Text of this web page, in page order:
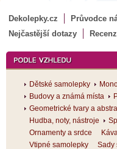
Dekolepky.cz Průvodce
Nejčastější dotazy
Dětské samolepky
Budovy a známá místa
Geometrické tvary a
Hudba, noty, nástroje
Ornamenty a srdce
Vtipné samolepky
Sady